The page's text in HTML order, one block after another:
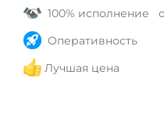
100% исполнение
Оперативность
Лучшая цена